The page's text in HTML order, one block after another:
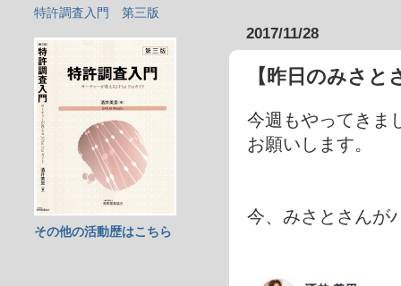
2017/11/28
【昨日のみさ
今週もやってきま
お願いします。
今、みさとさんが
特許調査入門 第三版
その他の活動歴はこちら